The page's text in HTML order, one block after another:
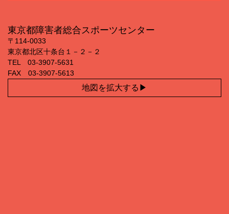
東京都障害者総合スポーツセンター
〒114‐0033
東京都北区十条台１－２－２
TEL 03‐3907‐5631
FAX 03‐3907‐5613
地図を拡大する